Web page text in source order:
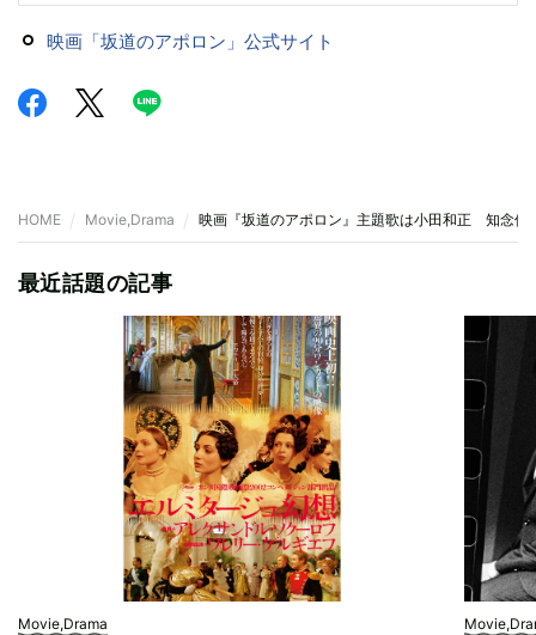
映画「坂道のアポロン」公式サイト
HOME Movie,Drama 映画『坂道のアポロン』主題歌は小田和正 知念侑
最近話題の記事
Movie,Drama